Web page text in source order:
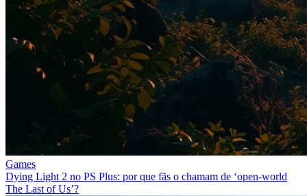
Games
Dying Light 2 no PS Plus: por que fãs o chamam de ‘open-world
The Last of Us’?